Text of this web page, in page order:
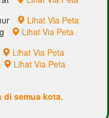
Lihat Via Peta
Lihat Via Peta
Lihat Via Peta
Lihat Via Peta
di semua kota.